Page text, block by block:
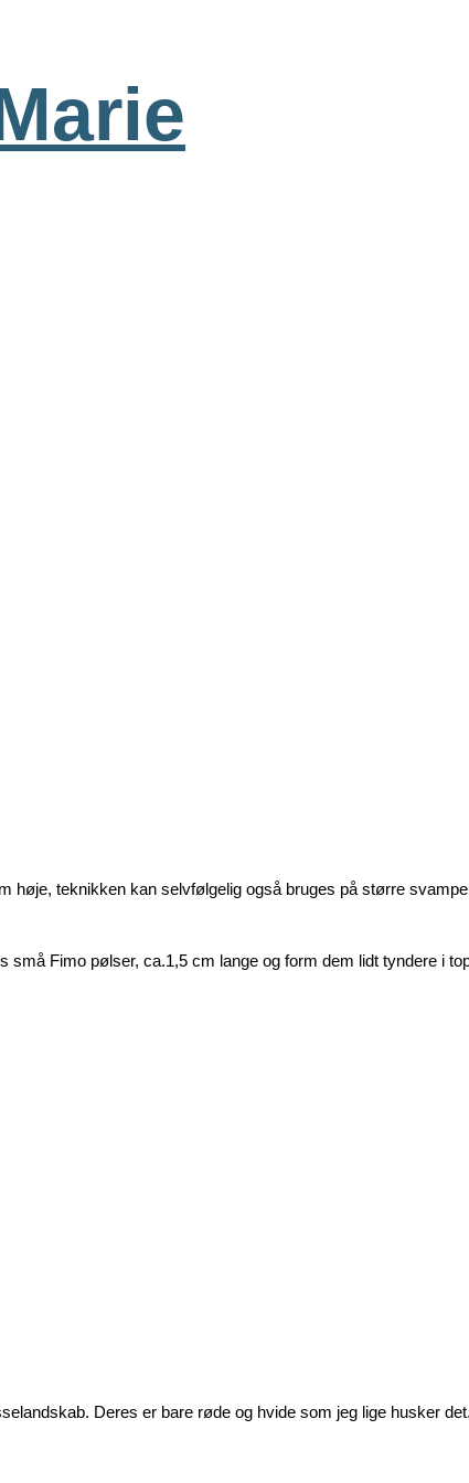
høje, teknikken kan selvfølgelig også bruges på større
Fimo pølser, ca.1,5 cm lange og form dem lidt tyndere i
Deres er bare røde og hvide som jeg lige husker det.